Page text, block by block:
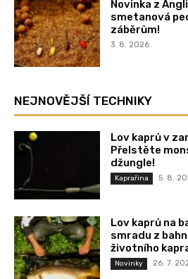
Novinka z
smetanová
záběrům!
3. 8. 2026
NEJNOVĚJŠÍ TECHNIKY
Lov kaprů v
Přelstěte
džungle!
Kaprařina 5. 8.
Lov kaprů na
smradu z
životního
Novinky 26. 7.